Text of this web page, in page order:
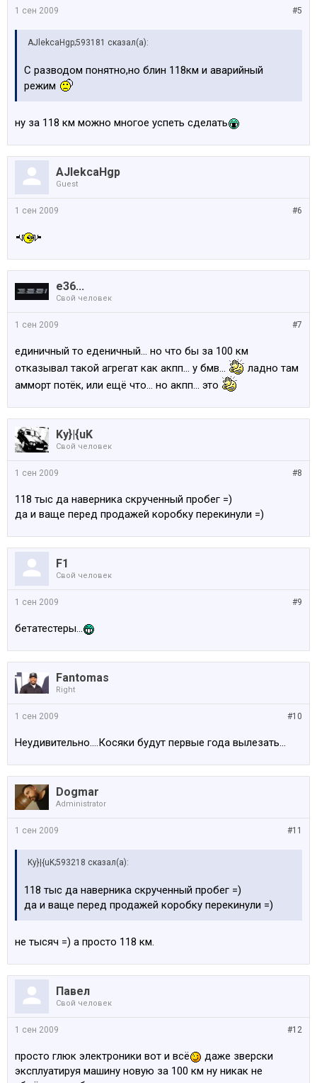
#5
1 сен 2009
AJlekcaHgp;593181 сказал(а):
С разводом понятно,но блин 118км и аварийный
режим
ну за 118 км можно многое успеть сделать
AJlekcaHgp
Guest
#6
1 сен 2009
e36...
Свой человек
#7
1 сен 2009
единичный то еденичный... но что бы за 100 км
отказывал такой агрегат как акпп... у бмв...
ладно там
амморт потёк, или ещё что... но акпп... это
Ky}|{uK
Свой человек
#8
1 сен 2009
118 тыс да наверника скрученный пробег =)
да и ваще перед продажей коробку перекинули =)
F1
Свой человек
#9
1 сен 2009
бетатестеры...
Fantomas
Right
#10
1 сен 2009
Неудивительно....Косяки будут первые года вылезать...
Dogmar
Administrator
#11
1 сен 2009
Ky}|{uK;593218 сказал(а):
118 тыс да наверника скрученный пробег =)
да и ваще перед продажей коробку перекинули =)
не тысяч =) а просто 118 км.
Павел
Свой человек
#12
1 сен 2009
просто глюк электроники вот и всё
даже зверски
эксплуатируя машину новую за 100 км ну никак не